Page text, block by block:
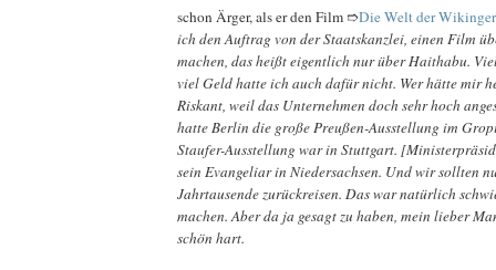
schon Ärger, als er den Film ➱Die Welt der Wikinger
ich den Auftrag von der Staatskanzlei, einen Film
machen, das heißt eigentlich nur über Haithabu.
viel Geld hatte ich auch dafür nicht. Wer hätte mir
Riskant, weil das Unternehmen doch sehr hoch
hatte Berlin die große Preußen-Ausstellung im
Staufer-Ausstellung war in Stuttgart.
sein Evangeliar in Niedersachsen. Und wir sollten
Jahrtausende zurückreisen. Das war natürlich
machen. Aber da ja gesagt zu haben, mein lieber
schön hart.